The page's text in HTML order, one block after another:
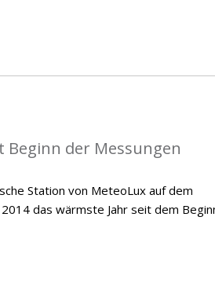
Beginn der Messungen
Station von MeteoLux auf dem
das wärmste Jahr seit dem